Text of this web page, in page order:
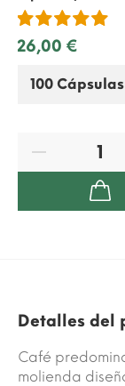
26,00 €
Detalles del
Café
molienda